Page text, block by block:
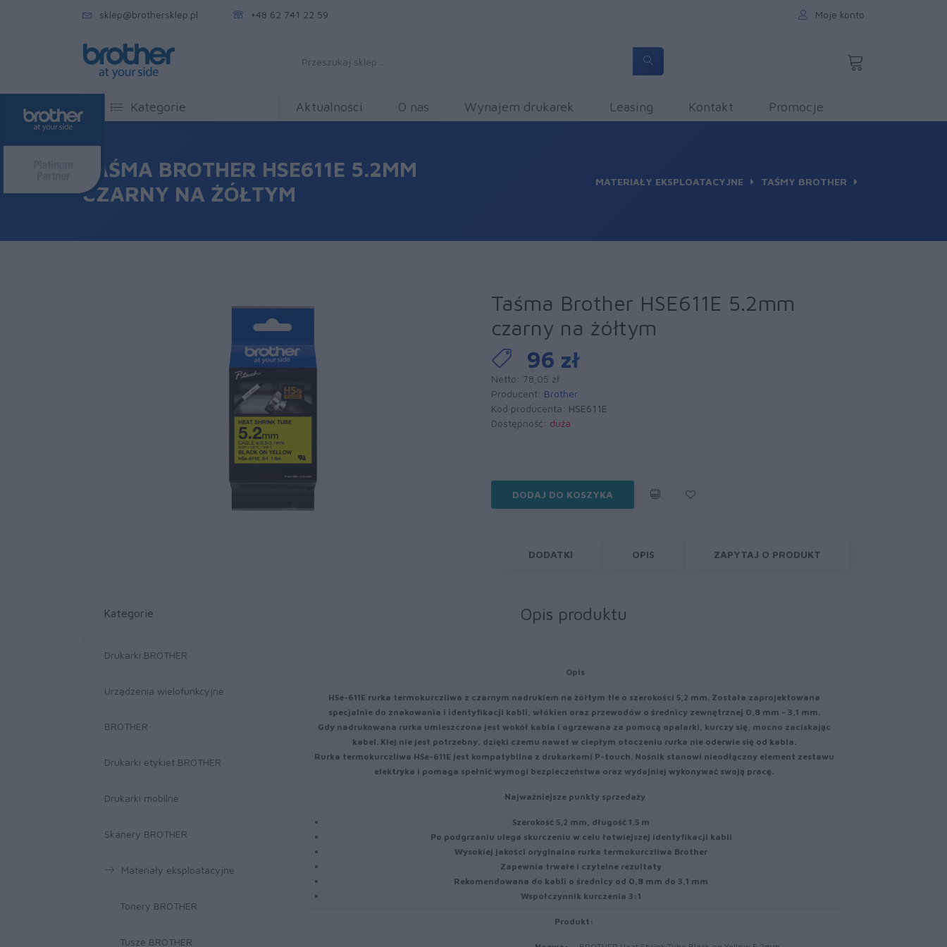
sklep@brothersklep.pl +48 62 741 22 59 Moje konto
Kategorie Aktualności O nas Wynajem drukarek Leasing Kontakt Promocje
TAŚMA BROTHER HSE611E 5.2MM
CZARNY NA ŻÓŁTYM
MATERIAŁY EKSPLOATACYJNE TAŚMY BROTHER
Taśma Brother HSE611E 5.2mm
czarny na żółtym
96 zł
Netto: 78,05 zł
Producent: Brother
Kod producenta: HSE611E
Dostępność: duża
DODAJ DO KOSZYKA
DODATKI OPIS ZAPYTAJ O PRODUKT
Kategorie
Drukarki BROTHER
Urządzenia wielofunkcyjne
BROTHER
Drukarki etykiet BROTHER
Drukarki mobilne
Skanery BROTHER
Materiały eksploatacyjne
Tonery BROTHER
Tusze BROTHER
Opis produktu
Opis
HSe-611E rurka termokurczliwa z czarnym nadrukiem na żółtym tle o szerokości 5,2 mm. Została zaprojektowana
specjalnie do znakowania i identyfikacji kabli, włókien oraz przewodów o średnicy zewnętrznej 0,8 mm - 3,1 mm.
Gdy nadrukowana rurka umieszczona jest wokół kabla i ogrzewana za pomocą opalarki, kurczy się, mocno zaciskając
kabel. Klej nie jest potrzebny, dzięki czemu nawet w ciepłym otoczeniu rurka nie oderwie się od kabla.
Rurka termokurczliwa HSe-611E jest kompatybilna z drukarkami P-touch. Nośnik stanowi nieodłączny element zestawu
elektryka i pomaga spełnić wymogi bezpieczeństwa oraz wydajniej wykonywać swoją pracę.
Najważniejsze punkty sprzedaży
Szerokość 5,2 mm, długość 1,5 m
Po podgrzaniu ulega skurczeniu w celu łatwiejszej identyfikacji kabli
Wysokiej jakości oryginalna rurka termokurczliwa Brother
Zapewnia trwałe i czytelne rezultaty
Rekomendowana do kabli o średnicy od 0,8 mm do 3,1 mm
Współczynnik kurczenia 3:1
Produkt: